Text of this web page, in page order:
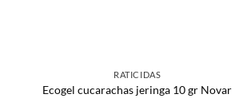
RATICIDAS
Ecogel cucarachas jeringa 10 gr Novar